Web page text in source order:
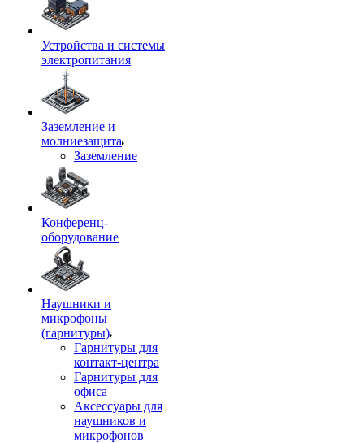
Устройства и системы
электропитания
Заземление и
молниезащита
Заземление
Конференц-
оборудование
Наушники и
микрофоны
(гарнитуры)
Гарнитуры для
контакт-центра
Гарнитуры для
офиса
Аксессуары для
наушников и
микрофонов